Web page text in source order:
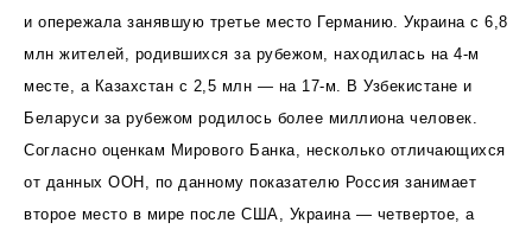
и опережала занявшую третье место Германию. Украина с 6,8
млн жителей, родившихся за рубежом, находилась на 4-м
месте, а Казахстан с 2,5 млн — на 17-м. В Узбекистане и
Беларуси за рубежом родилось более миллиона человек.
Согласно оценкам Мирового Банка, несколько отличающихся
от данных ООН, по данному показателю Россия занимает
второе место в мире после США, Украина — четвертое, а